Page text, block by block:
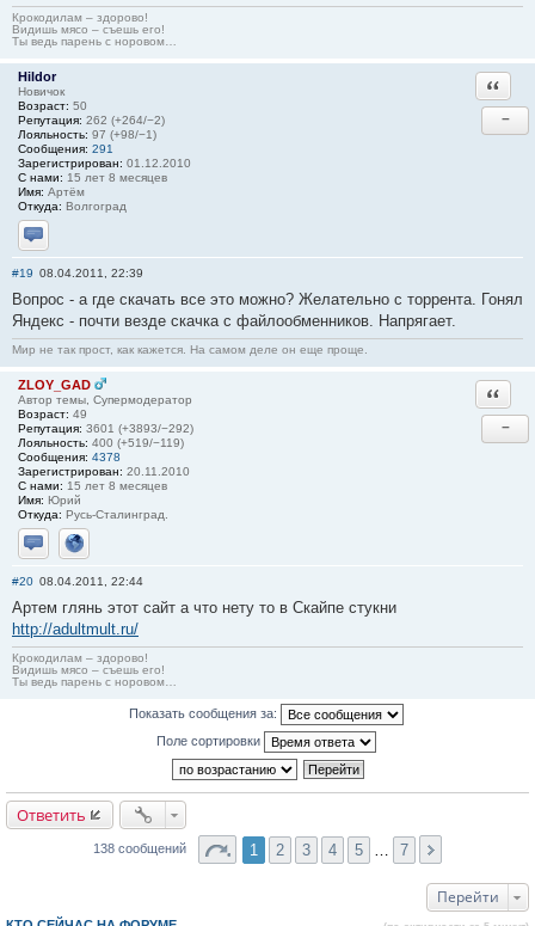
Крокодилам – здорово!
Видишь мясо – съешь его!
Ты ведь парень с норовом…
Hildor
Новичок
Возраст: 50
Репутация: 262 (+264/−2)
Лояльность: 97 (+98/−1)
Сообщения: 291
Зарегистрирован: 01.12.2010
С нами: 15 лет 8 месяцев
Имя: Артём
Откуда: Волгоград
Отправить личное сообщение
−
#19 08.04.2011, 22:39
Вопрос - а где скачать все это можно? Желательно с торрента. Гонял
Яндекс - почти везде скачка с файлообменников. Напрягает.
Мир не так прост, как кажется. На самом деле он еще проще.
ZLOY_GAD
Автор темы, Супермодератор
Возраст: 49
Репутация: 3601 (+3893/−292)
Лояльность: 400 (+519/−119)
Сообщения: 4378
Зарегистрирован: 20.11.2010
С нами: 15 лет 8 месяцев
Имя: Юрий
Откуда: Русь-Сталинград.
Отправить личное сообщение
Сайт
−
#20 08.04.2011, 22:44
Артем глянь этот сайт а что нету то в Скайпе стукни
http://adultmult.ru/
Крокодилам – здорово!
Видишь мясо – съешь его!
Ты ведь парень с норовом…
Показать сообщения за:
Поле сортировки
Ответить
138 сообщений 1 2 3 4 5 7
Перейти